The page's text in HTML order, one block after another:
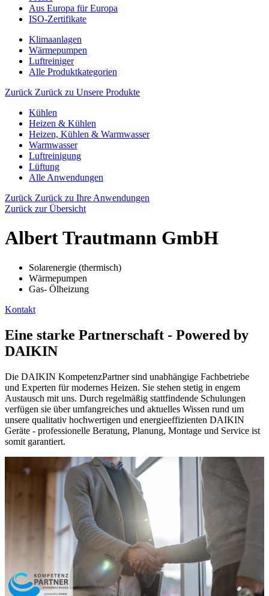
Aus Europa für Europa
ISO-Zertifikate
Klimaanlagen
Wärmepumpen
Luftreiniger
Alle Produktkategorien
Zurück Zurück zu Unsere Produkte
Kühlen
Heizen & Kühlen
Heizen, Kühlen & Warmwasser
Warmwasser
Luftreinigung
Lüftung
Alle Anwendungen
Zurück Zurück zu Ihre Anwendungen
Zurück zur Übersicht
Albert Trautmann GmbH
Solarenergie (thermisch)
Wärmepumpen
Gas- Ölheizung
Kontakt
Eine starke Partnerschaft - Powered by
DAIKIN
Die DAIKIN KompetenzPartner sind unabhängige Fachbetriebe
und Experten für modernes Heizen. Sie stehen stetig in engem
Austausch mit uns. Durch regelmäßig stattfindende Schulungen
verfügen sie über umfangreiches und aktuelles Wissen rund um
unsere qualitativ hochwertigen und energieeffizienten DAIKIN
Geräte - professionelle Beratung, Planung, Montage und Service ist
somit garantiert.